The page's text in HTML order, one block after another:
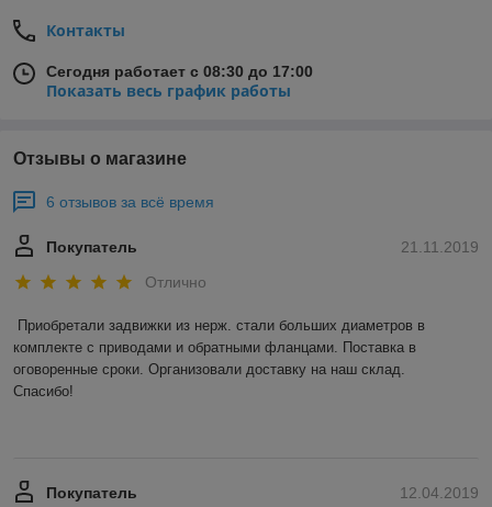
Контакты
Сегодня работает с 08:30 до 17:00
Показать весь график работы
Отзывы о магазине
6 отзывов за всё время
21.11.2019
Покупатель
Отлично
Приобретали задвижки из нерж. стали больших диаметров в
комплекте с приводами и обратными фланцами. Поставка в
оговоренные сроки. Организовали доставку на наш склад.
Спасибо!
12.04.2019
Покупатель